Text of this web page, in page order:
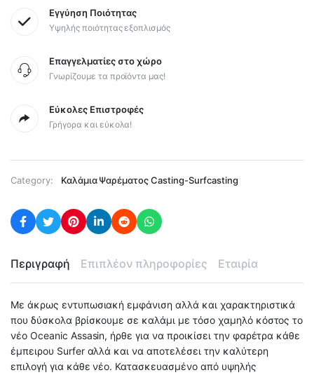
Εγγύηση Ποιότητας
Υψηλής ποιότητας εξοπλισμός
Επαγγελματίες στο χώρο
Γνωρίζουμε τα προϊόντα μας!
Εύκολες Επιστροφές
Γρήγορα και εύκολα!
Category: Καλάμια Ψαρέματος Casting-Surfcasting
Περιγραφή Επιπλέον πληροφορίες Εταιρία
Με άκρως εντυπωσιακή εμφάνιση αλλά και χαρακτηριστικά
που δύσκολα βρίσκουμε σε καλάμι με τόσο χαμηλό κόστος το
νέο Oceanic Assasin, ήρθε για να προικίσει την φαρέτρα κάθε
έμπειρου Surfer αλλά και να αποτελέσει την καλύτερη
επιλογή για κάθε νέο. Κατασκευασμένο από υψηλής